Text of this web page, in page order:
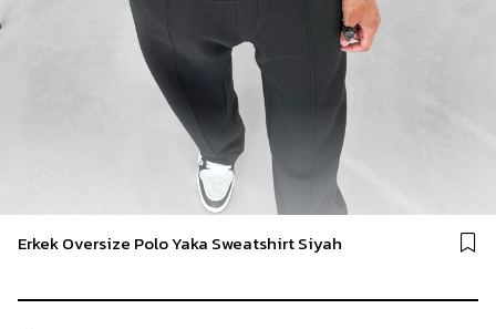
Erkek Oversize Polo Yaka Sweatshirt Siyah